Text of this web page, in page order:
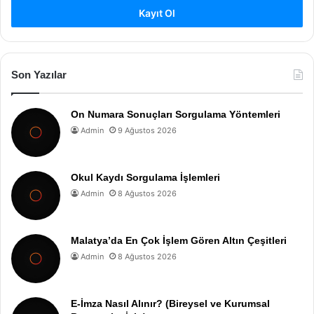
Kayıt Ol
Son Yazılar
On Numara Sonuçları Sorgulama Yöntemleri
Admin 9 Ağustos 2026
Okul Kaydı Sorgulama İşlemleri
Admin 8 Ağustos 2026
Malatya’da En Çok İşlem Gören Altın Çeşitleri
Admin 8 Ağustos 2026
E-İmza Nasıl Alınır? (Bireysel ve Kurumsal